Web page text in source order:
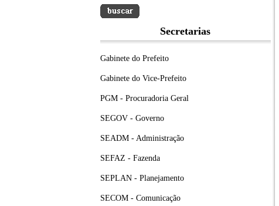
Secretarias
Gabinete do Prefeito
Gabinete do Vice-Prefeito
PGM - Procuradoria Geral
SEGOV - Governo
SEADM - Administração
SEFAZ - Fazenda
SEPLAN - Planejamento
SECOM - Comunicação